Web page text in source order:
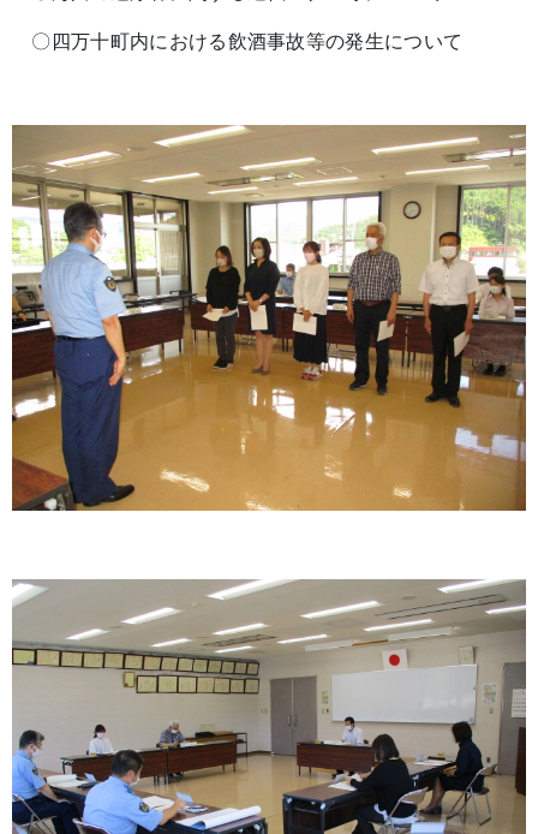
〇四万十町内における飲酒事故等の発生について